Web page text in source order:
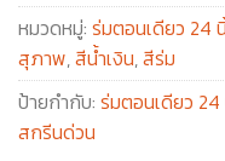
หมวดหมู่: ร่มตอนเดียว 24
สุภาพ,สีน้ำเงิน,สีร่ม
ป้ายกำกับ: ร่มตอนเดียว 24
สกรีนด่วน